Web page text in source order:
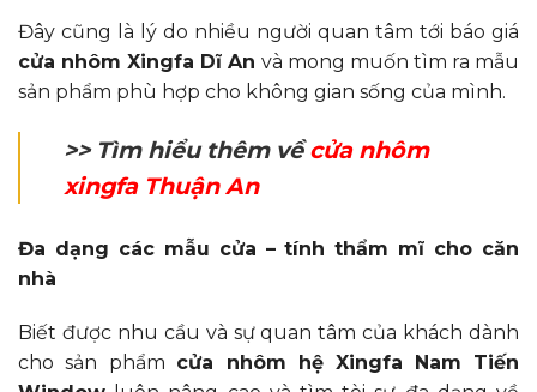
Đây cũng là lý do nhiều người quan tâm tới báo giá
cửa nhôm Xingfa Dĩ An và mong muốn tìm ra mẫu
sản phẩm phù hợp cho không gian sống của mình.
>> Tìm hiểu thêm về cửa nhôm
xingfa Thuận An
Đa dạng các mẫu cửa – tính thẩm mĩ cho căn
nhà
Biết được nhu cầu và sự quan tâm của khách dành
cho sản phẩm cửa nhôm hệ Xingfa
Nam Tiến